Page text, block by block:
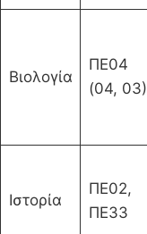
Βιολογία
ΠΕ04
(04, 03)
Ιστορία
ΠΕ02,
ΠΕ33